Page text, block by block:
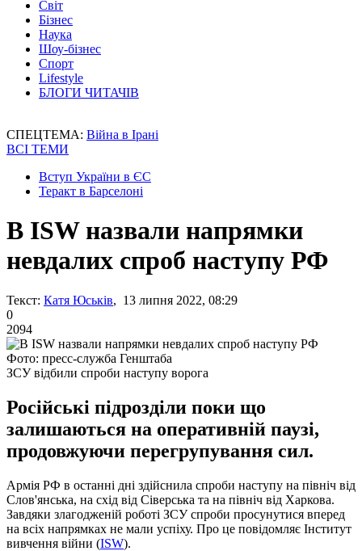
Світ
Бізнес
Наука
Шоу-бізнес
Спорт
Lifestyle
БЛОГИ ЧИТАЧІВ
СПЕЦТЕМА: Війна в Ірані
ВСІ ТЕМИ
Вступ України в ЄС
Теракт в Барселоні
В ISW назвали напрямки
невдалих спроб наступу РФ
Текст: Катя Юськів, 13 липня 2022, 08:29
0
2094
Фото: пресс-служба Генштаба
ЗСУ відбили спроби наступу ворога
Російські підрозділи поки що
залишаються на оперативній паузі,
продовжуючи перегрупування сил.
Армія РФ в останні дні здійснила спроби наступу на північ від
Слов'янська, на схід від Сіверська та на північ від Харкова.
Завдяки злагодженій роботі ЗСУ спроби просунутися вперед
на всіх напрямках не мали успіху. Про це повідомляє Інститут
вивчення війни (ISW).